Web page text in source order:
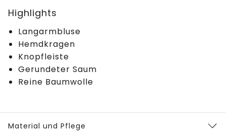
Highlights
Langarmbluse
Hemdkragen
Knopfleiste
Gerundeter Saum
Reine Baumwolle
Material und Pflege